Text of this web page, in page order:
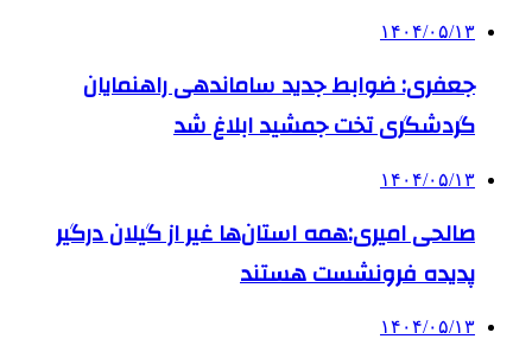
۱۴۰۴/۰۵/۱۳
جعفری: ضوابط جدید ساماندهی راهنمایان
گردشگری تخت جمشید ابلاغ شد
۱۴۰۴/۰۵/۱۳
صالحی امیری:همه استان‌ها غیر از گیلان درگیر
پدیده فرونشست هستند
۱۴۰۴/۰۵/۱۳